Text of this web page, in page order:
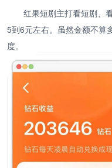
红果短剧主打看短剧、
5到6元左右。虽然金额不算
度。